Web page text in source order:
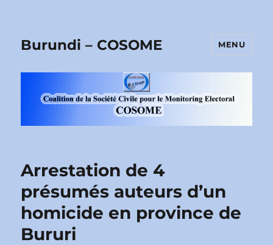
Burundi – COSOME MENU
Arrestation de 4
présumés auteurs d’un
homicide en province de
Bururi